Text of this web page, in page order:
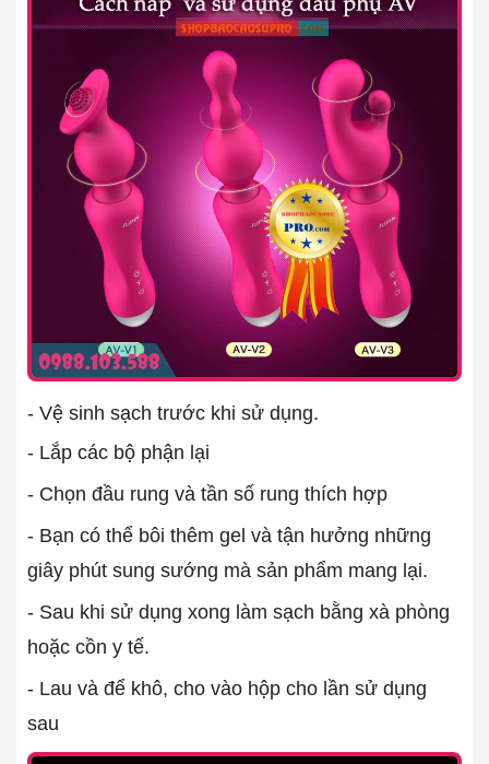
- Vệ sinh sạch trước khi sử dụng.
- Lắp các bộ phận lại
- Chọn đầu rung và tần số rung thích hợp
- Bạn có thể bôi thêm gel và tận hưởng những
giây phút sung sướng mà sản phẩm mang lại.
- Sau khi sử dụng xong làm sạch bằng xà phòng
hoặc cồn y tế.
- Lau và để khô, cho vào hộp cho lần sử dụng
sau